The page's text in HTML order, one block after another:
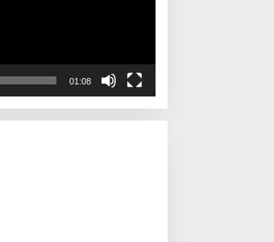
01:08